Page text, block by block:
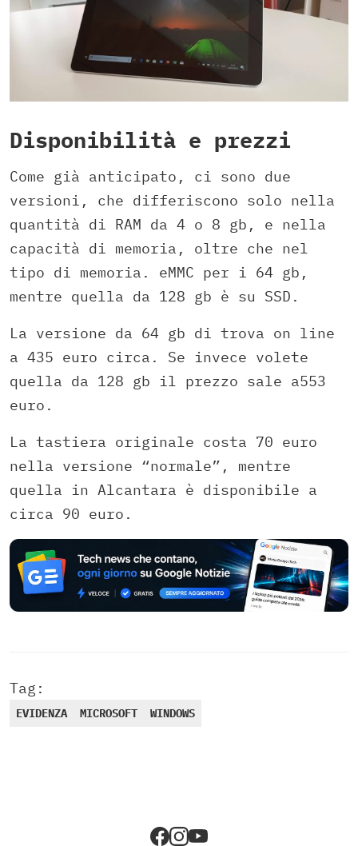
Disponibilità e prezzi
Come già anticipato, ci sono due
versioni, che differiscono solo nella
quantità di RAM da 4 o 8 gb, e nella
capacità di memoria, oltre che nel
tipo di memoria. eMMC per i 64 gb,
mentre quella da 128 gb è su SSD.
La versione da 64 gb di trova on line
a 435 euro circa. Se invece volete
quella da 128 gb il prezzo sale a553
euro.
La tastiera originale costa 70 euro
nella versione “normale”, mentre
quella in Alcantara è disponibile a
circa 90 euro.
Tag:
EVIDENZA MICROSOFT WINDOWS